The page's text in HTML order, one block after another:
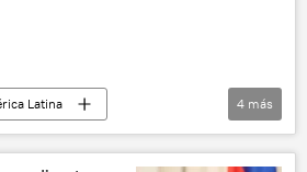
Latina
política
4 más